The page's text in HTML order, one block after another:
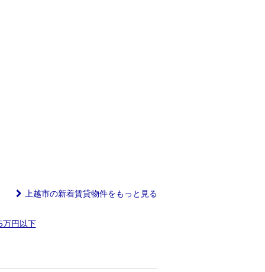
上越市の新着賃貸物件をもっと見る